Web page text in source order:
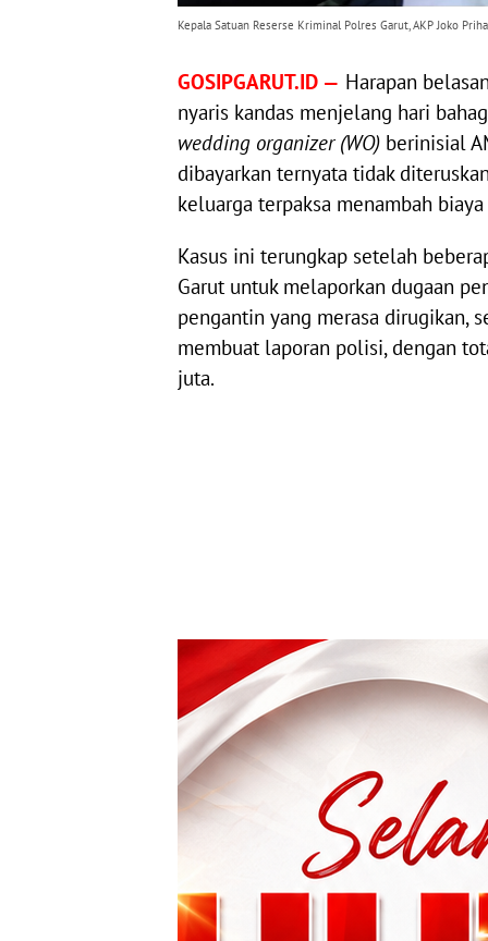
Kepala Satuan Reserse Kriminal Polres Garut, AKP Joko
GOSIPGARUT.ID — Harapan
nyaris kandas menjelang hari
wedding organizer (WO) berinisial
dibayarkan ternyata tidak
keluarga terpaksa menambah
Kasus ini terungkap setelah
Garut untuk melaporkan dugaan
pengantin yang merasa dirugikan,
membuat laporan polisi, dengan
juta.